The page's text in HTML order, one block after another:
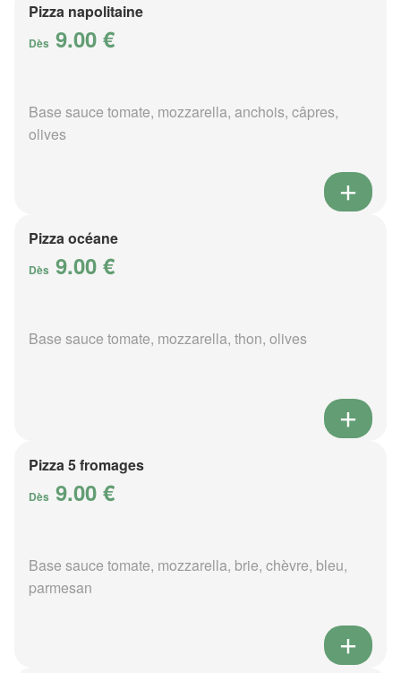
Pizza napolitaine
Dès 9.00 €
Base sauce tomate, mozzarella, anchois, câpres,
olives
Pizza océane
Dès 9.00 €
Base sauce tomate, mozzarella, thon, olives
Pizza 5 fromages
Dès 9.00 €
Base sauce tomate, mozzarella, brie, chèvre, bleu,
parmesan